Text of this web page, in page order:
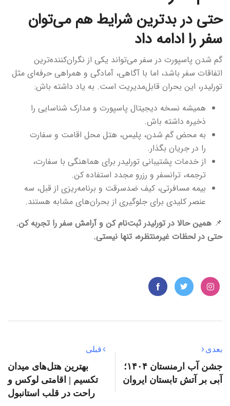
حتی در بدترین شرایط هم می‌توان
سفر را ادامه داد
گم شدن پاسپورت در سفر می‌تواند یکی از نگران‌کننده‌ترین
اتفاقات سفر باشد، اما با آگاهی، آمادگی و همراهی حرفه‌ای مثل
تورلیدر، این بحران قابل‌مدیریت است. به یاد داشته باش:
همیشه نسخه دیجیتال پاسپورت و مدارک شناسایی را
ذخیره داشته باش.
به محض گم شدن، پلیس، هتل محل اقامت و سفارت
را در جریان بگذار.
از خدمات پشتیبانی تورلیدر برای هماهنگی با سفارت،
ترجمه، ترانسفر و رزرو مجدد استفاده کن.
بیمه مسافرتی، کیف ضدسرقت و برنامه‌ریزی از قبل، سه
عنصر کلیدی برای جلوگیری از بحران‌های مشابه هستند.
📌 همین حالا در تورلیدر ثبت‌نام کن و آرامش سفر را تجربه کن.
حتی در لحظات غیرمنتظره، تنها نیستی.
قبلی
بهترین هتل‌های میدان
تکسیم | اقامتی لوکس و
راحت در قلب استانبول
بعدی
جشن آب ارمنستان ۱۴۰۴؛
آبی بر آتش تابستان ایروان